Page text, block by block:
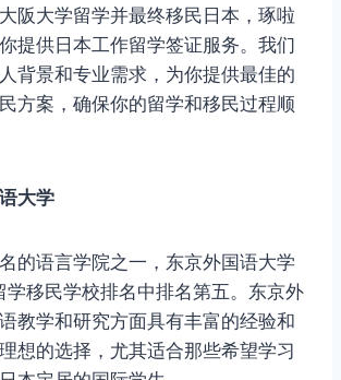
阪大学留学并最终移民日本，琢啦
提供日本工作留学签证服务。我们
背景和专业需求，为你提供最佳的
方案，确保你的留学和移民过程顺
大学
的语言学院之一，东京外国语大学
移民学校排名中排名第五。东京外
教学和研究方面具有丰富的经验和
想的选择，尤其适合那些希望学习